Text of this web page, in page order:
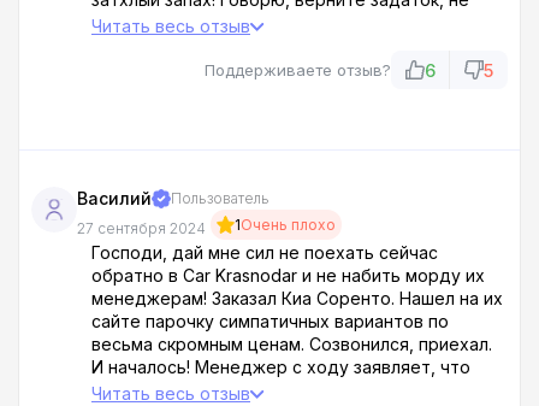
буду я это корыто брать. А мне отвечают — сам
ноги унес. Это не автосалон, а помойка с
Читать весь отзыв
Поддерживаете отзыв? 6 5
Василий
Пользователь
27 сентября 2024
1Очень плохо
Господи, дай мне сил не поехать сейчас
обратно в Car Krasnodar и не набить морду их
менеджерам! Заказал Киа Соренто. Нашел на их
сайте парочку симпатичных вариантов по
весьма скромным ценам. Созвонился, приехал.
И началось! Менеджер с ходу заявляет, что
цены на сайте — это, мол, такой маркетинговый
Читать весь отзыв